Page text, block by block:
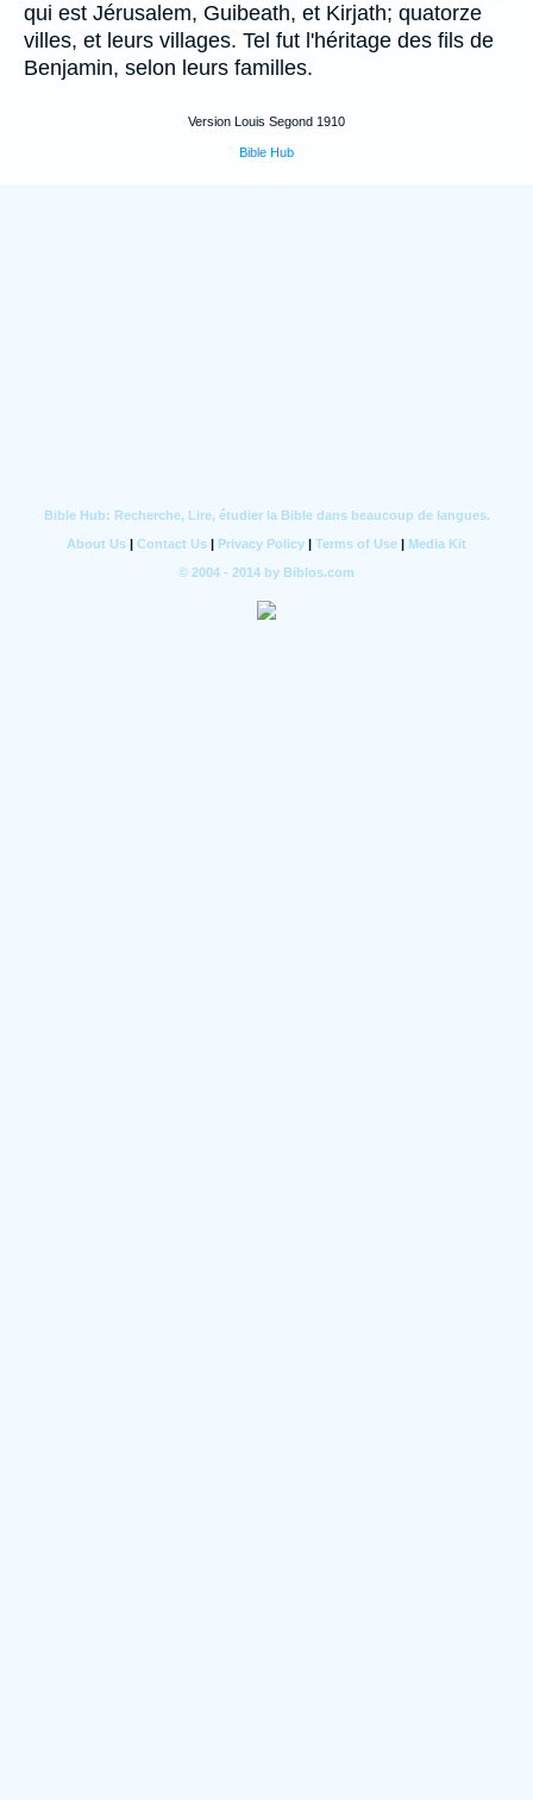
qui est Jérusalem, Guibeath, et Kirjath; quatorze
villes, et leurs villages. Tel fut l'héritage des fils de
Benjamin, selon leurs familles.
Version Louis Segond 1910
Bible Hub